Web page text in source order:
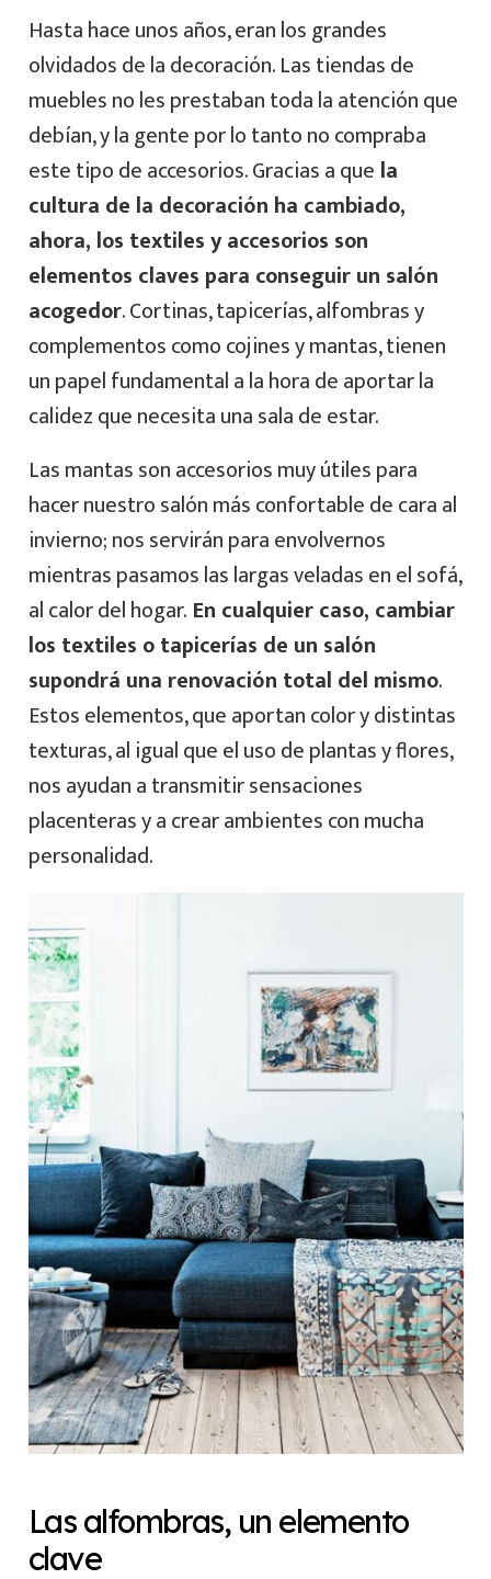
Hasta hace unos años, eran los grandes
olvidados de la decoración. Las tiendas de
muebles no les prestaban toda la atención que
debían, y la gente por lo tanto no compraba
este tipo de accesorios. Gracias a que la
cultura de la decoración ha cambiado,
ahora, los textiles y accesorios son
elementos claves para conseguir un salón
acogedor. Cortinas, tapicerías, alfombras y
complementos como cojines y mantas, tienen
un papel fundamental a la hora de aportar la
calidez que necesita una sala de estar.
Las mantas son accesorios muy útiles para
hacer nuestro salón más confortable de cara al
invierno; nos servirán para envolvernos
mientras pasamos las largas veladas en el sofá,
al calor del hogar. En cualquier caso, cambiar
los textiles o tapicerías de un salón
supondrá una renovación total del mismo.
Estos elementos, que aportan color y distintas
texturas, al igual que el uso de plantas y flores,
nos ayudan a transmitir sensaciones
placenteras y a crear ambientes con mucha
personalidad.
Las alfombras, un elemento
clave